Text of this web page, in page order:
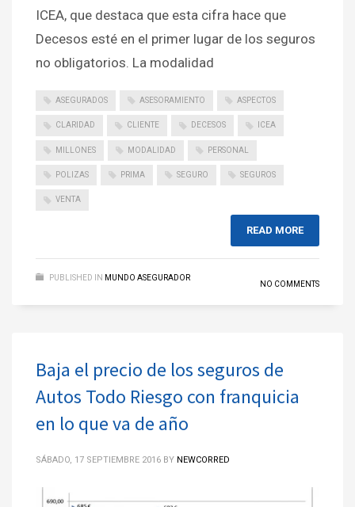
ICEA, que destaca que esta cifra hace que
Decesos esté en el primer lugar de los seguros
no obligatorios. La modalidad
ASEGURADOS ASESORAMIENTO ASPECTOS
CLARIDAD CLIENTE DECESOS ICEA
MILLONES MODALIDAD PERSONAL
POLIZAS PRIMA SEGURO SEGUROS
VENTA
READ MORE
PUBLISHED IN MUNDO ASEGURADOR
NO COMMENTS
Baja el precio de los seguros de
Autos Todo Riesgo con franquicia
en lo que va de año
SÁBADO, 17 SEPTIEMBRE 2016 BY NEWCORRED